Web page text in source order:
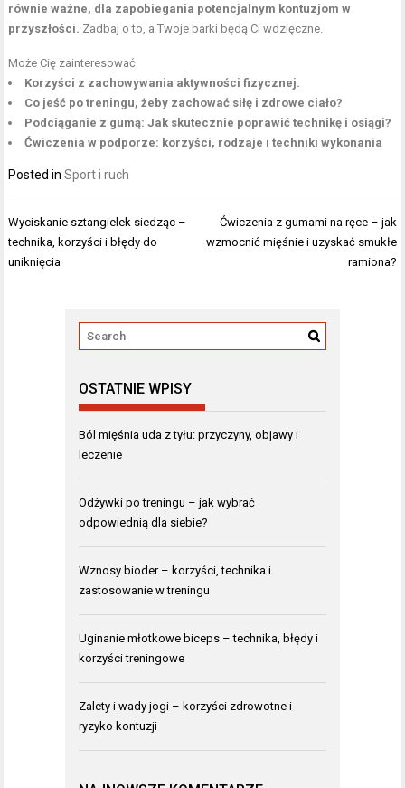
równie ważne, dla zapobiegania potencjalnym kontuzjom w
przyszłości. Zadbaj o to, a Twoje barki będą Ci wdzięczne.
Może Cię zainteresować
Korzyści z zachowywania aktywności fizycznej.
Co jeść po treningu, żeby zachować siłę i zdrowe ciało?
Podciąganie z gumą: Jak skutecznie poprawić technikę i osiągi?
Ćwiczenia w podporze: korzyści, rodzaje i techniki wykonania
Posted inSport i ruch
Nawigacja
wpisu
Wyciskanie sztangielek siedząc –
technika, korzyści i błędy do
uniknięcia
Ćwiczenia z gumami na ręce – jak
wzmocnić mięśnie i uzyskać smukłe
ramiona?
OSTATNIE WPISY
Ból mięśnia uda z tyłu: przyczyny, objawy i
leczenie
Odżywki po treningu – jak wybrać
odpowiednią dla siebie?
Wznosy bioder – korzyści, technika i
zastosowanie w treningu
Uginanie młotkowe biceps – technika, błędy i
korzyści treningowe
Zalety i wady jogi – korzyści zdrowotne i
ryzyko kontuzji